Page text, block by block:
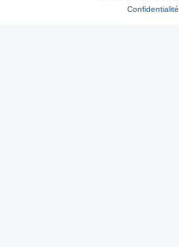
Confidentialité